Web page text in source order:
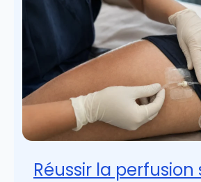
Réussir la perfusion